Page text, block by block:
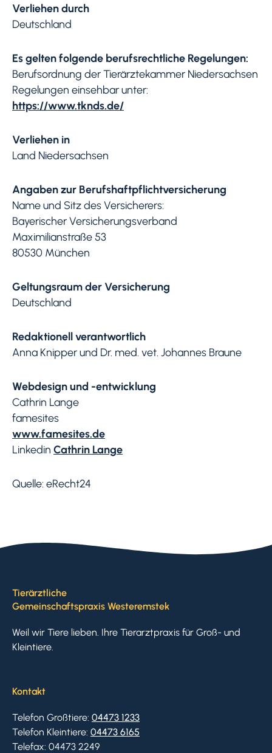
Verliehen durch
Deutschland
Es gelten folgende berufsrechtliche Regelungen:
Berufsordnung der Tierärztekammer Niedersachsen
Regelungen einsehbar unter:
https://www.tknds.de/
Verliehen in
Land Niedersachsen
Angaben zur Berufshaftpflichtversicherung
Name und Sitz des Versicherers:
Bayerischer Versicherungsverband
Maximilianstraße 53
80530 München
Geltungsraum der Versicherung
Deutschland
Redaktionell verantwortlich
Anna Knipper und Dr. med. vet. Johannes Braune
Webdesign und -entwicklung
Cathrin Lange
famesites
www.famesites.de
Linkedin Cathrin Lange
Quelle: eRecht24
Tierärztliche
Gemeinschaftspraxis Westeremstek
Weil wir Tiere lieben. Ihre Tierarztpraxis für Groß- und
Kleintiere.
Kontakt
Telefon Großtiere: 04473 1233
Telefon Kleintiere: 04473 6165
Telefax: 04473 2249